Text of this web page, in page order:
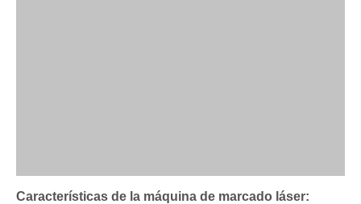
Características de la máquina de marcado láser: